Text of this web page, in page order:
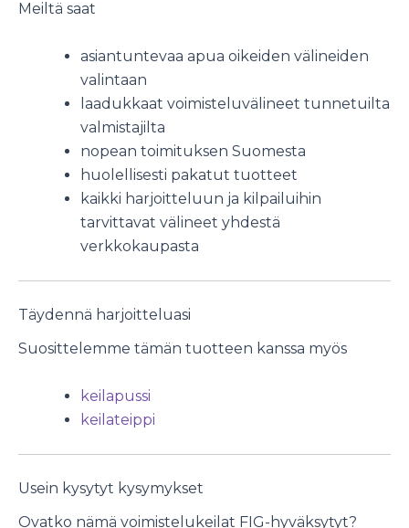
Meiltä saat
asiantuntevaa apua oikeiden välineiden
valintaan
laadukkaat voimisteluvälineet tunnetuilta
valmistajilta
nopean toimituksen Suomesta
huolellisesti pakatut tuotteet
kaikki harjoitteluun ja kilpailuihin
tarvittavat välineet yhdestä
verkkokaupasta
Täydennä harjoitteluasi
Suosittelemme tämän tuotteen kanssa myös
keilapussi
keilateippi
Usein kysytyt kysymykset
Ovatko nämä voimistelukeilat FIG-hyväksytyt?